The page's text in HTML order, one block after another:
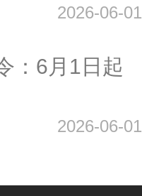
2026-06-01
：6月1日起
2026-06-01